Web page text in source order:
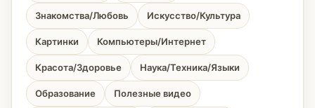
Знакомства/Любовь Искусство/Культура
Картинки Компьютеры/Интернет
Красота/Здоровье Наука/Техника/Языки
Образование Полезные видео